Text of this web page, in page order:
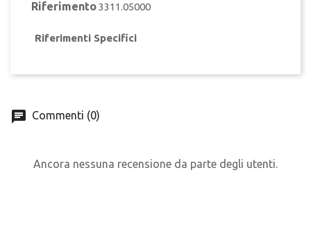
Riferimento3311.05000
Riferimenti Specifici
Commenti (0)
Ancora nessuna recensione da parte degli utenti.